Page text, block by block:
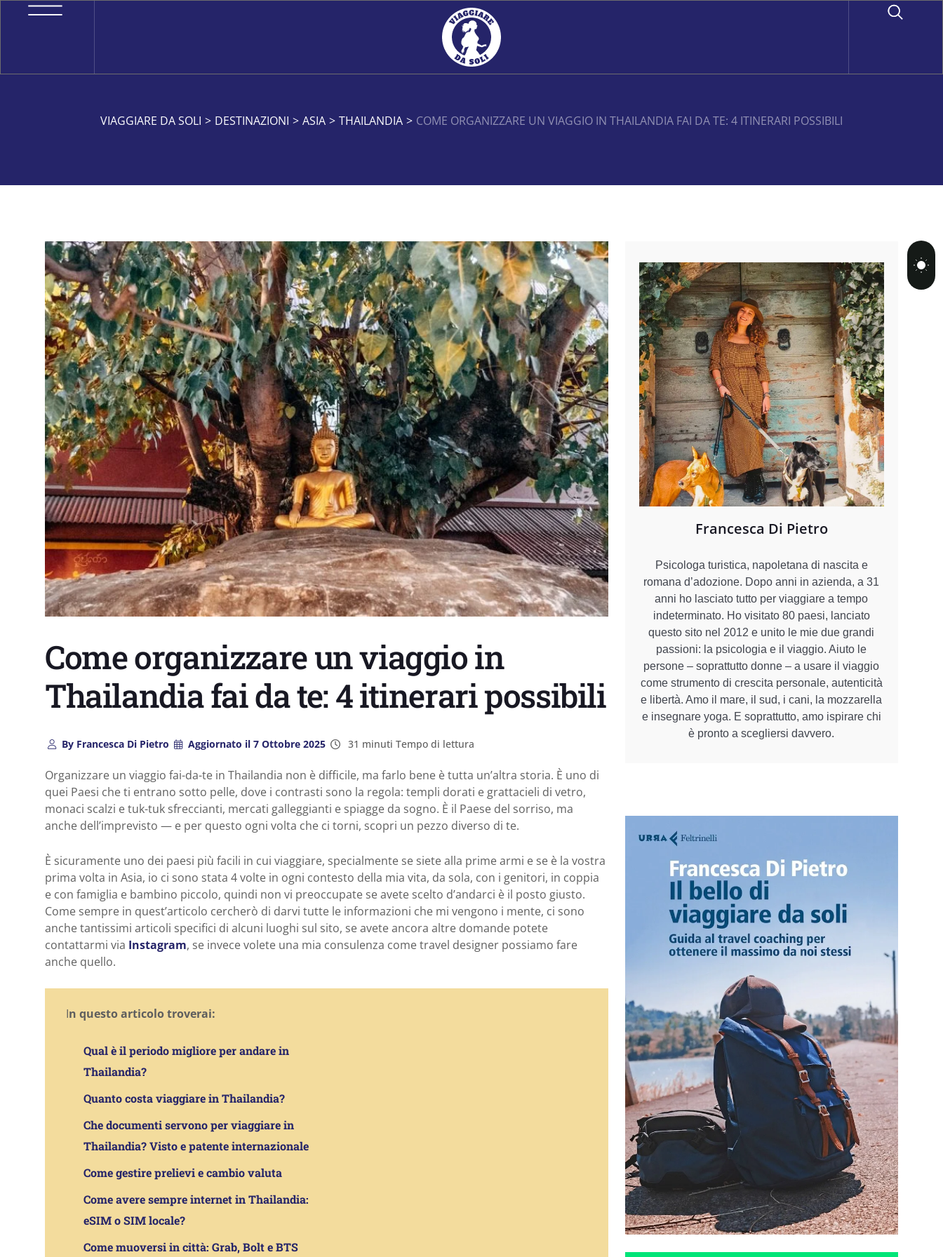
VIAGGIARE DA SOLI > DESTINAZIONI > ASIA > THAILANDIA > COME ORGANIZZARE UN VIAGGIO IN THAILANDIA FAI DA TE: 4 ITINERARI POSSIBILI
Come organizzare un viaggio in
Thailandia fai da te: 4 itinerari possibili
ByFrancesca Di Pietro Aggiornato il 7 Ottobre 2025 31 minuti Tempo di lettura
Organizzare un viaggio fai-da-te in Thailandia non è difficile, ma farlo bene è tutta un’altra storia. È uno di
quei Paesi che ti entrano sotto pelle, dove i contrasti sono la regola: templi dorati e grattacieli di vetro,
monaci scalzi e tuk-tuk sfreccianti, mercati galleggianti e spiagge da sogno. È il Paese del sorriso, ma
anche dell’imprevisto — e per questo ogni volta che ci torni, scopri un pezzo diverso di te.
È sicuramente uno dei paesi più facili in cui viaggiare, specialmente se siete alla prime armi e se è la vostra
prima volta in Asia, io ci sono stata 4 volte in ogni contesto della mia vita, da sola, con i genitori, in coppia
e con famiglia e bambino piccolo, quindi non vi preoccupate se avete scelto d’andarci è il posto giusto.
Come sempre in quest’articolo cercherò di darvi tutte le informazioni che mi vengono i mente, ci sono
anche tantissimi articoli specifici di alcuni luoghi sul sito, se avete ancora altre domande potete
contattarmi via Instagram, se invece volete una mia consulenza come travel designer possiamo fare
anche quello.
In questo articolo troverai:
Qual è il periodo migliore per andare in
Thailandia?
Quanto costa viaggiare in Thailandia?
Che documenti servono per viaggiare in
Thailandia? Visto e patente internazionale
Come gestire prelievi e cambio valuta
Come avere sempre internet in Thailandia:
eSIM o SIM locale?
Come muoversi in città: Grab, Bolt e BTS
Francesca Di Pietro
Psicologa turistica, napoletana di nascita e
romana d’adozione. Dopo anni in azienda, a 31
anni ho lasciato tutto per viaggiare a tempo
indeterminato. Ho visitato 80 paesi, lanciato
questo sito nel 2012 e unito le mie due grandi
passioni: la psicologia e il viaggio. Aiuto le
persone – soprattutto donne – a usare il viaggio
come strumento di crescita personale, autenticità
e libertà. Amo il mare, il sud, i cani, la mozzarella
e insegnare yoga. E soprattutto, amo ispirare chi
è pronto a scegliersi davvero.